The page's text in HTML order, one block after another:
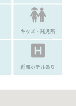
キッズ・託児所
近隣ホテルあり